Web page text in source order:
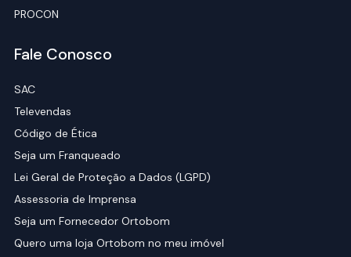
PROCON
Fale Conosco
SAC
Televendas
Código de Ética
Seja um Franqueado
Lei Geral de Proteção a Dados (LGPD)
Assessoria de Imprensa
Seja um Fornecedor Ortobom
Quero uma loja Ortobom no meu imóvel